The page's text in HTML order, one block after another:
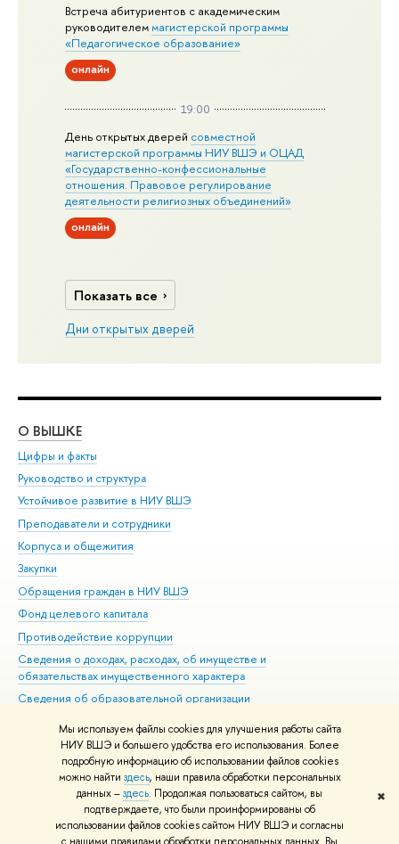
Мы используем файлы cookies для улучшения работы сайта
НИУ ВШЭ и большего удобства его использования. Более
подробную информацию об использовании файлов cookies
можно найти здесь, наши правила обработки персональных
данных –здесь. Продолжая пользоваться сайтом, вы
подтверждаете, что были проинформированы об
использовании файлов cookies сайтом НИУ ВШЭ и согласны
✖
Встреча абитуриентов с академическим
руководителеммагистерской программы
«Педагогическое образование»
онлайн
19:00
День открытых дверей совместной
магистерской программы НИУ ВШЭ и ОЦАД
«Государственно-конфессиональные
отношения. Правовое регулирование
деятельности религиозных объединений»
онлайн
Показать все
Дни открытых дверей
О ВЫШКЕ
Цифры и факты
Руководство и структура
Устойчивое развитие в НИУ ВШЭ
Преподаватели и сотрудники
Корпуса и общежития
Закупки
Обращения граждан в НИУ ВШЭ
Фонд целевого капитала
Противодействие коррупции
Сведения о доходах, расходах, об имуществе и
обязательствах имущественного характера
Сведения об образовательной организации
Людям с ограниченными возможностями здоровья
Единая платежная страница
Работа в Вышке
© НИУ ВШЭ 1993–2026 Адреса и контакты Условия использования